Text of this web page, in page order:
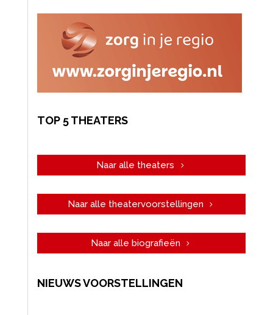
TOP 5 THEATERS
Naar alle theaters
Naar alle theatervoorstellingen
Naar alle biografieën
NIEUWS VOORSTELLINGEN